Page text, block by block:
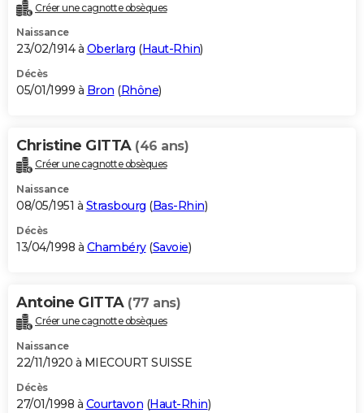
Créer une cagnotte obsèques
Naissance
23/02/1914 à Oberlarg (Haut-Rhin)
Décès
05/01/1999 à Bron (Rhône)
Christine GITTA (46 ans)
Créer une cagnotte obsèques
Naissance
08/05/1951 à Strasbourg (Bas-Rhin)
Décès
13/04/1998 à Chambéry(Savoie)
Antoine GITTA (77 ans)
Créer une cagnotte obsèques
Naissance
22/11/1920 à MIECOURT SUISSE
Décès
27/01/1998 à Courtavon (Haut-Rhin)